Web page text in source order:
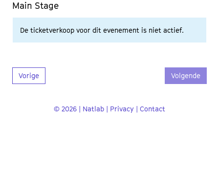
Main Stage
De ticketverkoop voor dit evenement is niet actief.
Vorige Volgende
© 2026 | Natlab | Privacy | Contact